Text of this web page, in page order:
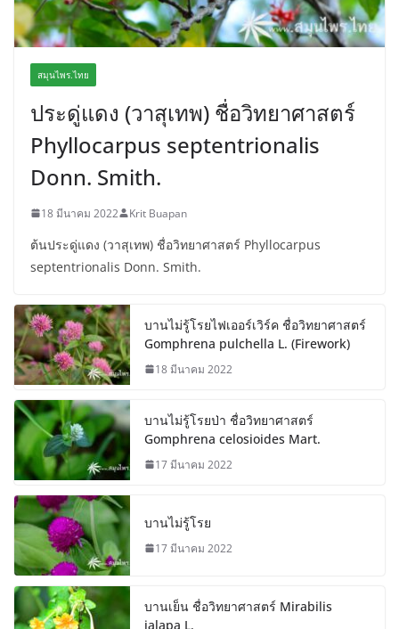
สมุนไพร.ไทย
ประดู่แดง (วาสุเทพ) ชื่อวิทยาศาสตร์
Phyllocarpus septentrionalis
Donn. Smith.
18 มีนาคม 2022 Krit Buapan
ต้นประดู่แดง (วาสุเทพ) ชื่อวิทยาศาสตร์ Phyllocarpus
septentrionalis Donn. Smith.
บานไม่รู้โรยไฟเออร์เวิร์ค ชื่อวิทยาศาสตร์
Gomphrena pulchella L. (Firework)
18 มีนาคม 2022
บานไม่รู้โรยป่า ชื่อวิทยาศาสตร์
Gomphrena celosioides Mart.
17 มีนาคม 2022
บานไม่รู้โรย
17 มีนาคม 2022
บานเย็น ชื่อวิทยาศาสตร์ Mirabilis
jalapa L.